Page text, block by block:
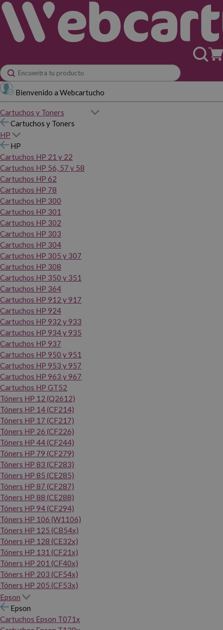
Bienvenido a Webcartucho
Cartuchos y Toners
Cartuchos y Toners
HP
HP
Cartuchos HP 21 y 22
Cartuchos HP 56, 57 y 58
Cartuchos HP 62
Cartuchos HP 78
Cartuchos HP 300
Cartuchos HP 301
Cartuchos HP 302
Cartuchos HP 303
Cartuchos HP 304
Cartuchos HP 305 y 307
Cartuchos HP 308
Cartuchos HP 350 y 351
Cartuchos HP 364
Cartuchos HP 912 y 917
Cartuchos HP 924
Cartuchos HP 932 y 933
Cartuchos HP 934 y 935
Cartuchos HP 937
Cartuchos HP 950 y 951
Cartuchos HP 953 y 957
Cartuchos HP 963 y 967
Cartuchos HP GT52
Tóners HP 12 (Q2612)
Tóners HP 14 (CF214)
Tóners HP 17 (CF217)
Tóners HP 26 (CF226)
Tóners HP 44 (CF244)
Tóners HP 79 (CF279)
Tóners HP 83 (CF283)
Tóners HP 85 (CE285)
Tóners HP 87 (CF287)
Tóners HP 88 (CE288)
Tóners HP 94 (CF294)
Tóners HP 106 (W1106)
Tóners HP 125 (CB54x)
Tóners HP 128 (CE32x)
Tóners HP 131 (CF21x)
Tóners HP 201 (CF40x)
Tóners HP 203 (CF54x)
Tóners HP 205 (CF53x)
Epson
Epson
Cartuchos Epson T071x